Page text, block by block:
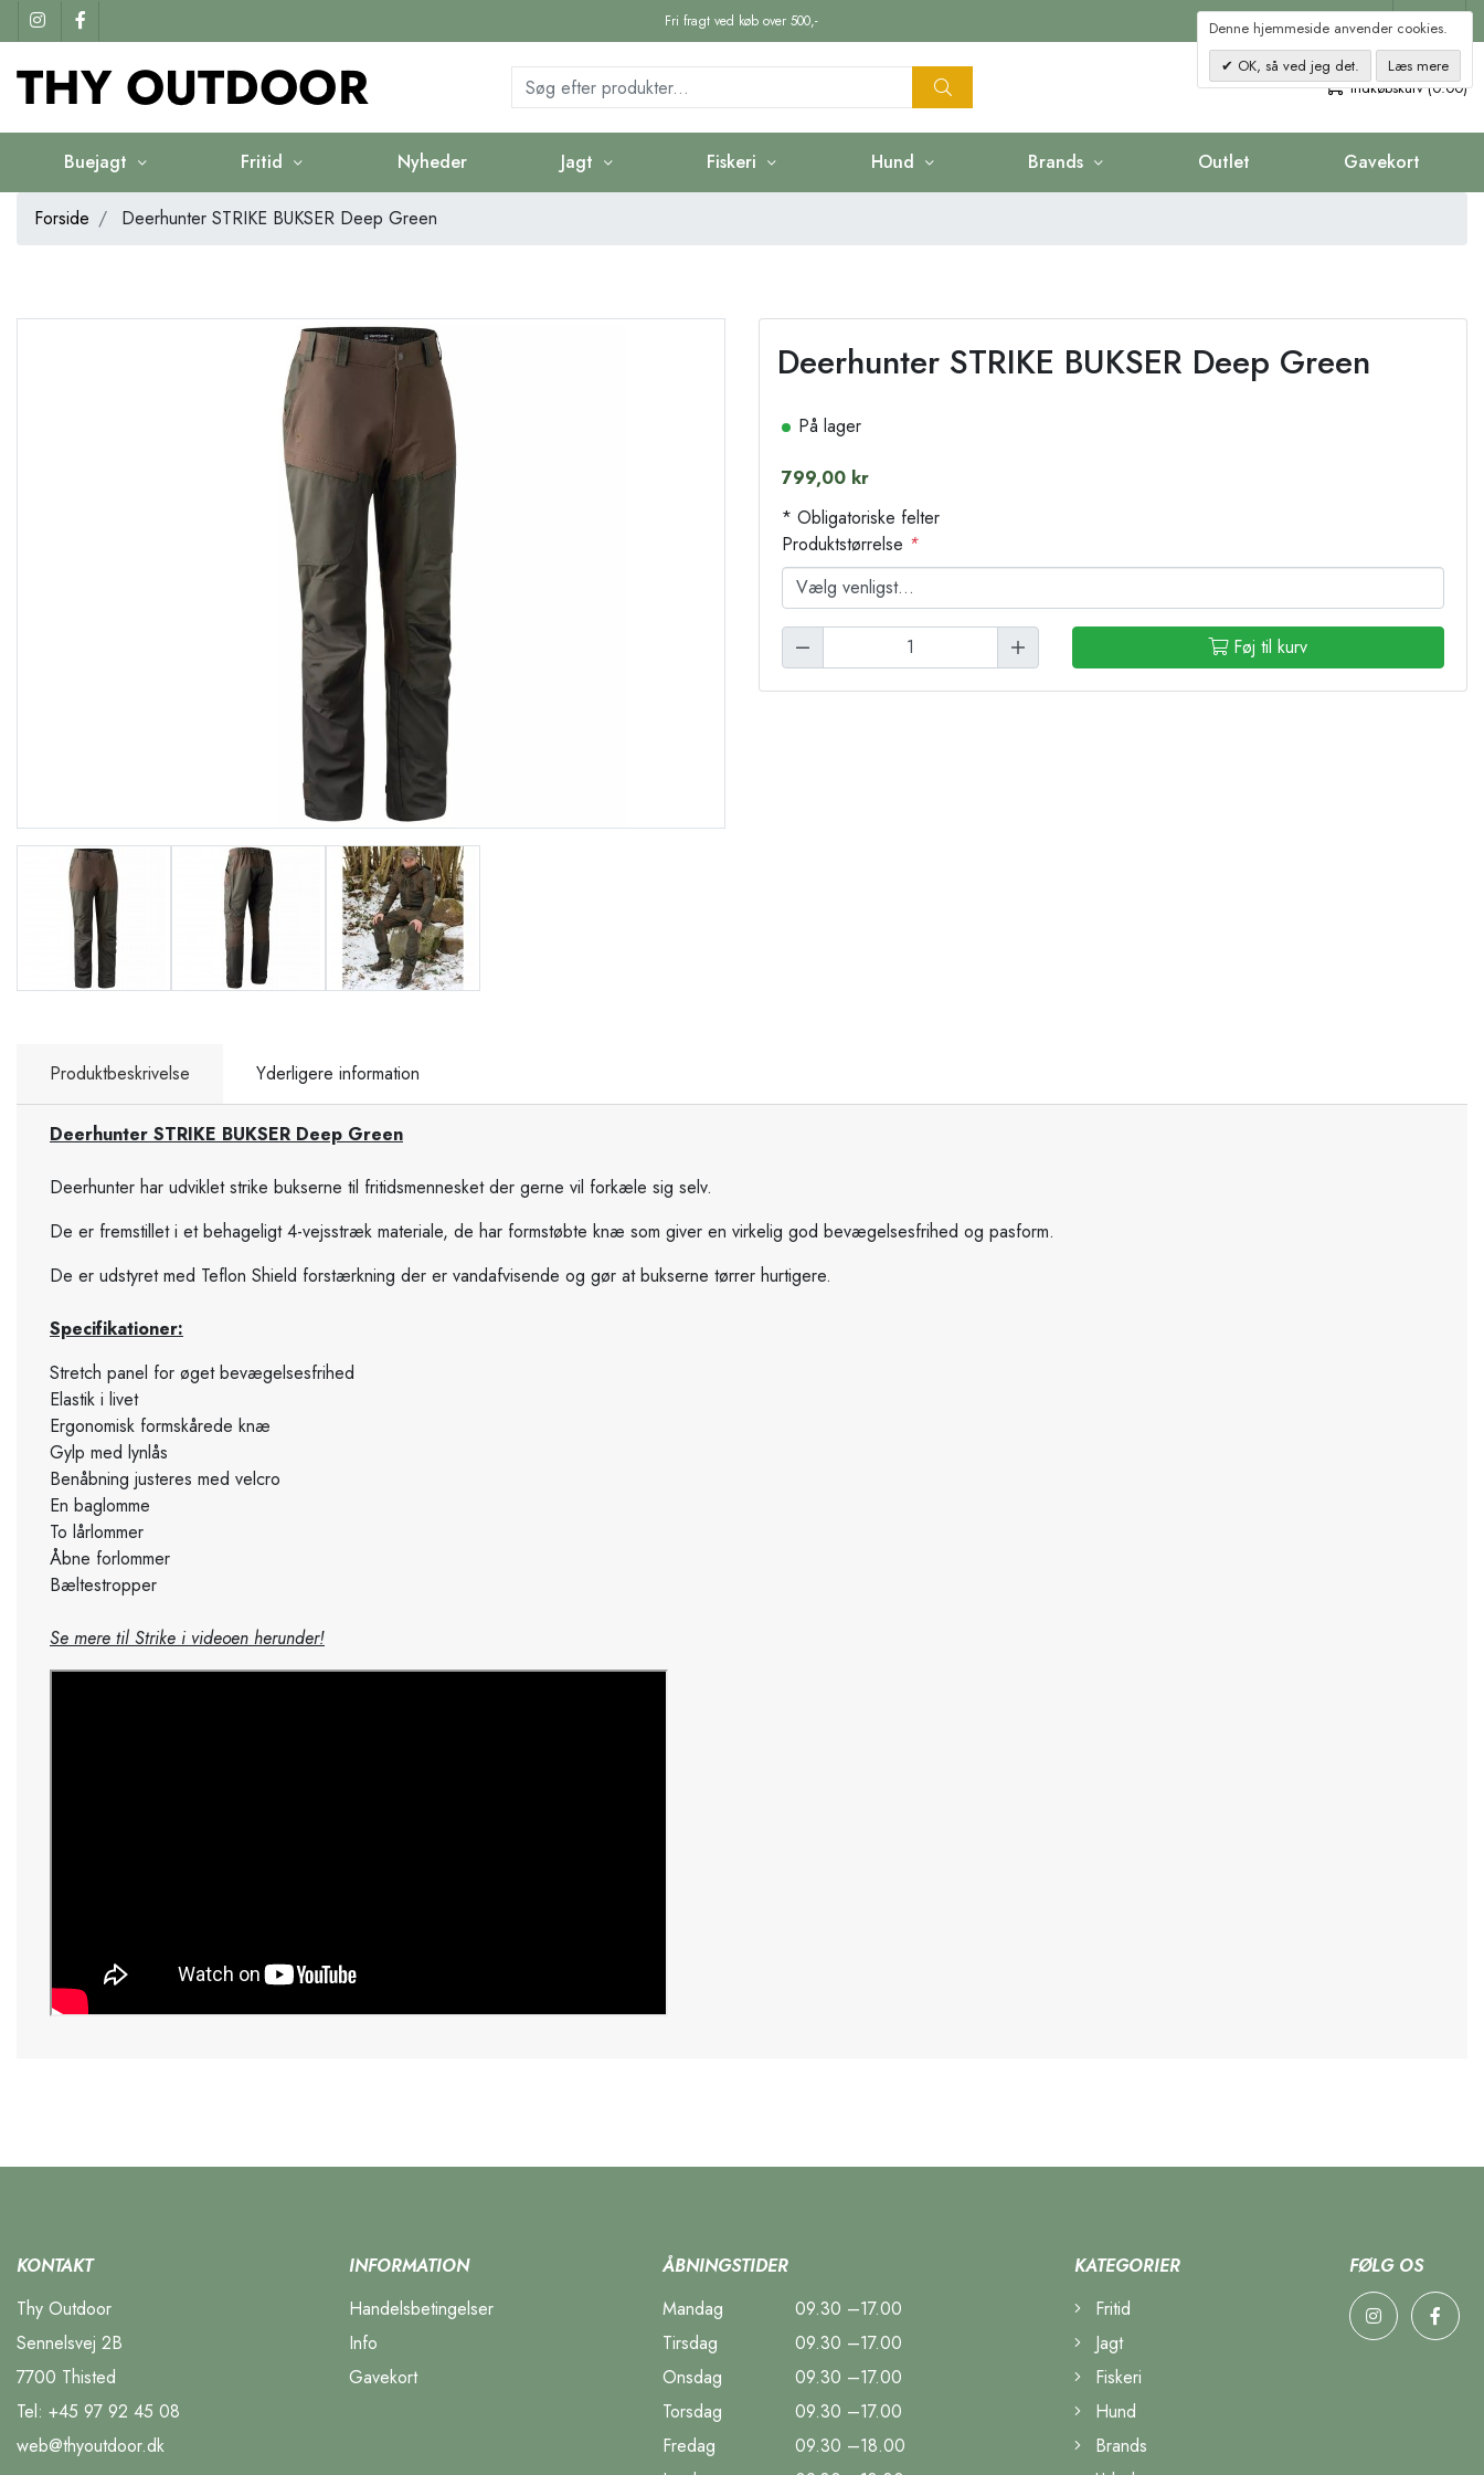
Fri fragt ved køb over 500,- Kontakt
0
Indkøbskurv (0.00)
Buejagt Fritid Nyheder Jagt Fiskeri Hund Brands Outlet Gavekort
Forside Deerhunter STRIKE BUKSER Deep Green
Deerhunter STRIKE BUKSER Deep Green
På lager
799,00 kr
* Obligatoriske felter
Produktstørrelse *
Føj til kurv
Produktbeskrivelse Yderligere information
Deerhunter STRIKE BUKSER Deep Green
Deerhunter har udviklet strike bukserne til fritidsmennesket der gerne vil forkæle sig selv.
De er fremstillet i et behageligt 4-vejsstræk materiale, de har formstøbte knæ som giver en virkelig god bevægelsesfrihed og pasform.
De er udstyret med Teflon Shield forstærkning der er vandafvisende og gør at bukserne tørrer hurtigere.
Specifikationer:
Stretch panel for øget bevægelsesfrihed
Elastik i livet
Ergonomisk formskårede knæ
Gylp med lynlås
Benåbning justeres med velcro
En baglomme
To lårlommer
Åbne forlommer
Bæltestropper
Se mere til Strike i videoen herunder!
KONTAKT
Thy Outdoor
Sennelsvej 2B
7700 Thisted
Tel: +45 97 92 45 08
web@thyoutdoor.dk
INFORMATION
Handelsbetingelser
Info
Gavekort
ÅBNINGSTIDER
Mandag
09.30 –17.00
Tirsdag
09.30 –17.00
Onsdag
09.30 –17.00
Torsdag
09.30 –17.00
Fredag
09.30 –18.00
KATEGORIER
Fritid
Jagt
Fiskeri
Hund
Brands
FØLG OS
Denne hjemmeside anvender cookies.
OK, så ved jeg det.
Læs mere